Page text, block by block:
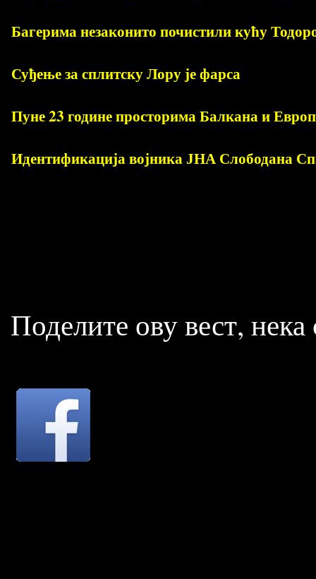
Багерима незаконито почистили кућу
Суђење за сплитску Лору је фарса
Пуне 23 године просторима Балкана и
Идентификација војника ЈНА Слободана
Поделите ову вест, нека